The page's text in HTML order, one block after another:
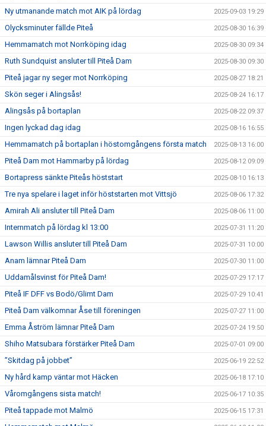
Ny utmanande match mot AIK på lördag 2025-09-03 19:29
Olycksminuter fällde Piteå 2025-08-30 16:39
Hemmamatch mot Norrköping idag 2025-08-30 09:34
Ruth Sundquist ansluter till Piteå Dam 2025-08-30 09:30
Piteå jagar ny seger mot Norrköping 2025-08-27 18:21
Skön seger i Alingsås! 2025-08-24 16:17
Alingsås på bortaplan 2025-08-22 09:37
Ingen lyckad dag idag 2025-08-16 16:55
Hemmamatch på bortaplan i höstomgångens första match 2025-08-13 16:00
Piteå Dam mot Hammarby på lördag 2025-08-12 09:09
Bortapress sänkte Piteås höststart 2025-08-10 16:13
Tre nya spelare i laget inför höststarten mot Vittsjö 2025-08-06 17:32
Amirah Ali ansluter till Piteå Dam 2025-08-06 11:00
Internmatch på lördag kl 13:00 2025-07-31 11:20
Lawson Willis ansluter till Piteå Dam 2025-07-31 10:00
Anam lämnar Piteå Dam 2025-07-30 11:00
Uddamålsvinst för Piteå Dam! 2025-07-29 17:17
Piteå IF DFF vs Bodö/Glimt Dam 2025-07-29 10:41
Piteå Dam välkomnar Åse till föreningen 2025-07-27 11:00
Emma Åström lämnar Piteå Dam 2025-07-24 19:50
Shiho Matsubara förstärker Piteå Dam 2025-07-01 09:00
”Skitdag på jobbet” 2025-06-19 22:52
Ny hård kamp väntar mot Häcken 2025-06-18 17:10
Våromgångens sista match! 2025-06-17 10:35
Piteå tappade mot Malmö 2025-06-15 17:31